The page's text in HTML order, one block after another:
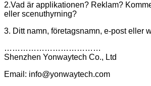
2.Vad är applikationen? Reklam?
eller scenuthyrning?
3. Ditt namn, företagsnamn, e-post eller
………………………………
Shenzhen Yonwaytech Co., Ltd
Email: info@yonwaytech.com